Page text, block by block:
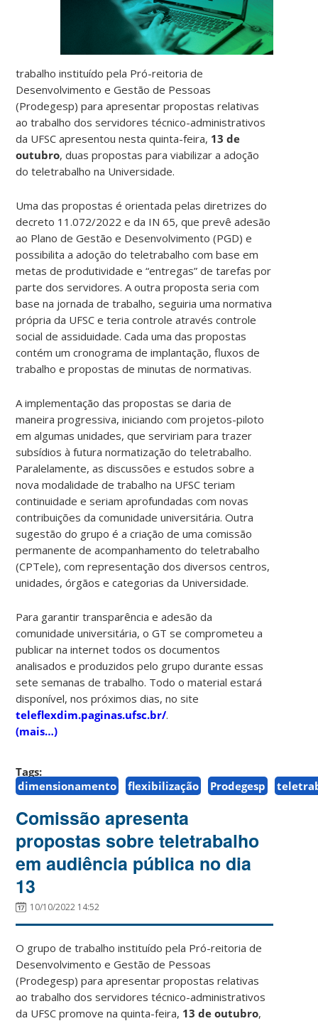
trabalho instituído pela Pró-reitoria de
Desenvolvimento e Gestão de Pessoas
(Prodegesp) para apresentar propostas relativas
ao trabalho dos servidores técnico-administrativos
da UFSC apresentou nesta quinta-feira, 13 de
outubro, duas propostas para viabilizar a adoção
do teletrabalho na Universidade.
Uma das propostas é orientada pelas diretrizes do
decreto 11.072/2022 e da IN 65, que prevê adesão
ao Plano de Gestão e Desenvolvimento (PGD) e
possibilita a adoção do teletrabalho com base em
metas de produtividade e “entregas” de tarefas por
parte dos servidores. A outra proposta seria com
base na jornada de trabalho, seguiria uma normativa
própria da UFSC e teria controle através controle
social de assiduidade. Cada uma das propostas
contém um cronograma de implantação, fluxos de
trabalho e propostas de minutas de normativas.
A implementação das propostas se daria de
maneira progressiva, iniciando com projetos-piloto
em algumas unidades, que serviriam para trazer
subsídios à futura normatização do teletrabalho.
Paralelamente, as discussões e estudos sobre a
nova modalidade de trabalho na UFSC teriam
continuidade e seriam aprofundadas com novas
contribuições da comunidade universitária. Outra
sugestão do grupo é a criação de uma comissão
permanente de acompanhamento do teletrabalho
(CPTele), com representação dos diversos centros,
unidades, órgãos e categorias da Universidade.
Para garantir transparência e adesão da
comunidade universitária, o GT se comprometeu a
publicar na internet todos os documentos
analisados e produzidos pelo grupo durante essas
sete semanas de trabalho. Todo o material estará
disponível, nos próximos dias, no site
teleflexdim.paginas.ufsc.br/.
(mais…)
Tags:
dimensionamento
flexibilização Prodegesp
Comissão apresenta
propostas sobre teletrabalho
em audiência pública no dia
13
10/10/2022 14:52
O grupo de trabalho instituído pela Pró-reitoria de
Desenvolvimento e Gestão de Pessoas
(Prodegesp) para apresentar propostas relativas
ao trabalho dos servidores técnico-administrativos
da UFSC promove na quinta-feira, 13 de outubro,